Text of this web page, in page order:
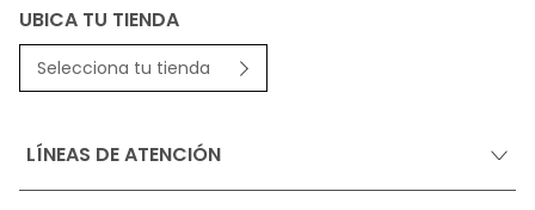
UBICA TU TIENDA
Selecciona tu tienda
LÍNEAS DE ATENCIÓN